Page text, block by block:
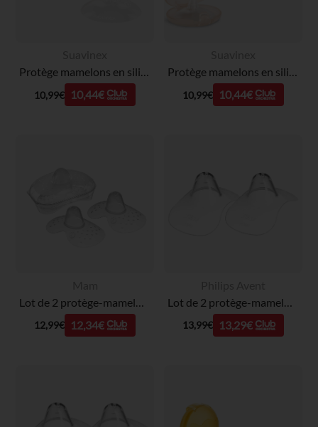
Protège mamelons en silicone 2 Pcs Taille S
10,99€ 10,44€
Protège mamelons en silicone 2 Pcs Taille M
10,99€ 10,44€
12,99€ 12,34€ 13,99€ 13,29€